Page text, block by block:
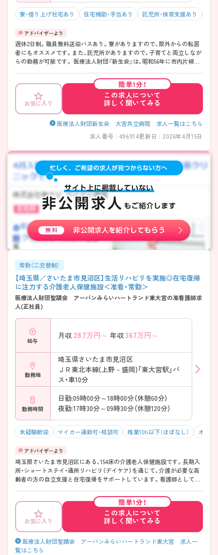
寮・借り上げ社宅あり 住宅補助・手当あり 託児所・保育支援あり
週休2日制。職員無料送迎バスあり。寮がありますので、県外からの転居
者にもオススメです。また、託児所がありますので、子育てと両立しなが
らの勤務が可能です。 医療法人財団『新生会』は、昭和56年に市内片柳の
的、一体的提供という理念のもとに歩み続けています。具体的には、高齢
者の専門的かつ統合的な医療機関としてリハビリテーション、デイケア、
訪問医療、訪問看護ステーション、車椅子での歯科治療等、心身に障害に
障害や疾病をお持ちの方のニーズにあわせた数多くの事業を積極的にす
すめています。ご興味ある方には、面接対策ポイントなど、詳細をお話し
いたしますのでお気軽にご相談ください。
お気に入り
簡単1分！
この求人について
詳しく聞いてみる
医療法人財団新生会 大宮共立病院 求人一覧はこちら
求人番号 : 496914更新日 : 2026年4月15日
常勤（二交替制）
【埼玉県／さいたま市見沼区】生活リハビリを実施◎在宅復帰
に注力する介護老人保健施設＜准看・常勤＞
医療法人財団聖蹟会 アーバンみらいハートランド東大宮の准看護師求
人(正社員)
給与
月収 28.7万円～ 年収 367万円～
勤務地
埼玉県さいたま市見沼区
ＪＲ東北本線(上野－盛岡)「東大宮駅」バ
ス・車10分
勤務時間
日勤:09時00分～18時00分（休憩60分）
夜勤:17時30分～09時30分（休憩120分）
未経験歓迎 マイカー通勤可・相談可 残業10h以下（ほぼなし） オンコ
埼玉県さいたま市見沼区にある、154床の介護老人保健施設です。長期入
所・ショートステイ・通所リハビリ（デイケア）を通じて、介護が必要な高
齢者の方の自立支援と在宅復帰をサポートしています。看護師としての
人柄重視の採用だからこそ、スタッフは温かく優しい方ばかり♪職員同
士のコミュニケーションも活発で、職種の垣根を越えたチームワークが
根付いています。また、社員食堂では1食300円で食事ができるのも嬉し
いポイント！「しっかり働いて、しっかり休む」メリハリのある働き方が
叶う、働きやすい職場です◎ ご興味ある方には、面接対策ポイントなど、
さらに詳細をお話しいたしますのでお気軽にご相談ください。
お気に入り
簡単1分！
この求人について
詳しく聞いてみる
医療法人財団聖蹟会 アーバンみらいハートランド東大宮 求人一
覧はこちら